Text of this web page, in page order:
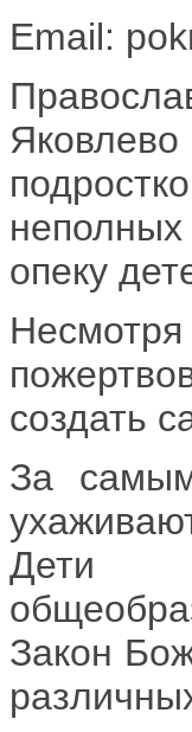
Email:
опеку
Несмотря
создать
За
Дети
Закон